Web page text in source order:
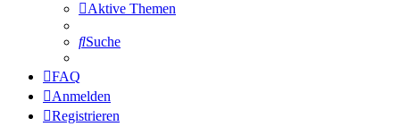
Aktive Themen
Suche
FAQ
Anmelden
Registrieren